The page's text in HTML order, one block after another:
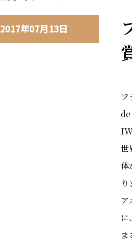
2017年07月13日
de
世
体
り
ア
に
ま